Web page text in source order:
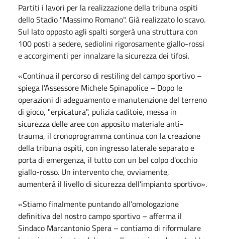
Partiti i lavori per la realizzazione della tribuna ospiti
dello Stadio "Massimo Romano". Già realizzato lo scavo.
Sul lato opposto agli spalti sorgerà una struttura con
100 posti a sedere, sediolini rigorosamente giallo-rossi
e accorgimenti per innalzare la sicurezza dei tifosi.
«Continua il percorso di restiling del campo sportivo –
spiega l'Assessore Michele Spinapolice – Dopo le
operazioni di adeguamento e manutenzione del terreno
di gioco, "erpicatura", pulizia caditoie, messa in
sicurezza delle aree con apposito materiale anti-
trauma, il cronoprogramma continua con la creazione
della tribuna ospiti, con ingresso laterale separato e
porta di emergenza, il tutto con un bel colpo d'occhio
giallo-rosso. Un intervento che, ovviamente,
aumenterà il livello di sicurezza dell'impianto sportivo».
«Stiamo finalmente puntando all’omologazione
definitiva del nostro campo sportivo – afferma il
Sindaco Marcantonio Spera – contiamo di riformulare